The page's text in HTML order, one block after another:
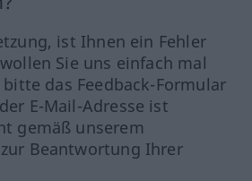
ist Ihnen ein Fehler
Sie uns einfach mal
das Feedback-Formular
E-Mail-Adresse ist
gemäß unserem
Beantwortung Ihrer